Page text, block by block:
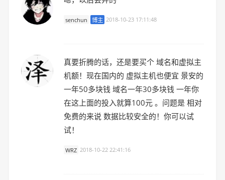
senchun 博主 2018-10-23 17:11:48
真要折腾的话，还是要买个 域名和虚拟主
机额！现在国内的 虚拟主机也便宜 景安的
一年50多块钱 域名一年30多块钱 一年你
在这上面的投入就算100元 。问题是 相对
免费的来说 数据比较安全的！你可以试
试！
WRZ 2018-10-22 22:41:16